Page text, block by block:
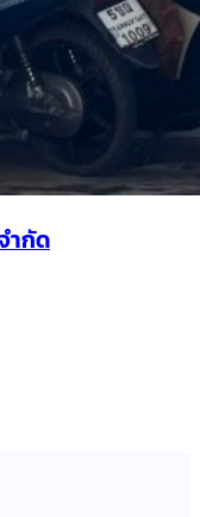
ำกัด